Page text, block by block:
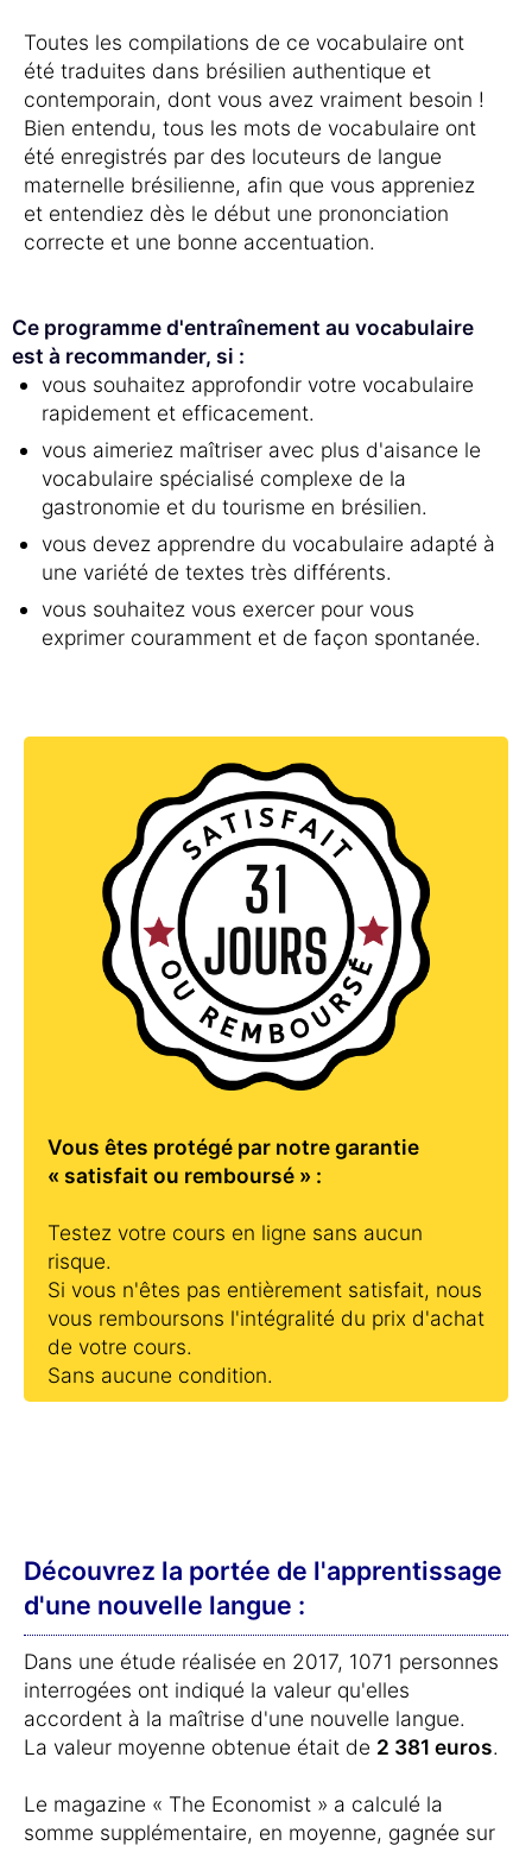
Toutes les compilations de ce vocabulaire ont
été traduites dans brésilien authentique et
contemporain, dont vous avez vraiment besoin !
Bien entendu, tous les mots de vocabulaire ont
été enregistrés par des locuteurs de langue
maternelle brésilienne, afin que vous appreniez
et entendiez dès le début une prononciation
correcte et une bonne accentuation.
Ce programme d'entraînement au vocabulaire
est à recommander, si :
vous souhaitez approfondir votre vocabulaire
rapidement et efficacement.
vous aimeriez maîtriser avec plus d'aisance le
vocabulaire spécialisé complexe de la
gastronomie et du tourisme en brésilien.
vous devez apprendre du vocabulaire adapté à
une variété de textes très différents.
vous souhaitez vous exercer pour vous
exprimer couramment et de façon spontanée.
Vous êtes protégé par notre garantie
« satisfait ou remboursé » :
Testez votre cours en ligne sans aucun
risque.
Si vous n'êtes pas entièrement satisfait, nous
vous remboursons l'intégralité du prix d'achat
de votre cours.
Sans aucune condition.
Découvrez la portée de l'apprentissage
d'une nouvelle langue :
Dans une étude réalisée en 2017, 1071 personnes
interrogées ont indiqué la valeur qu'elles
accordent à la maîtrise d'une nouvelle langue.
La valeur moyenne obtenue était de 2 381 euros.
Le magazine « The Economist » a calculé la
somme supplémentaire, en moyenne, gagnée sur